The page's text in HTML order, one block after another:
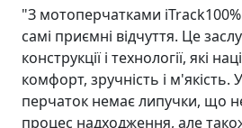
"З мотоперчатками
самі приємні відчуття. Це
конструкції і технології, які
комфорт, зручність і м'якість.
перчаток немає липучки, що
процес надходження, але